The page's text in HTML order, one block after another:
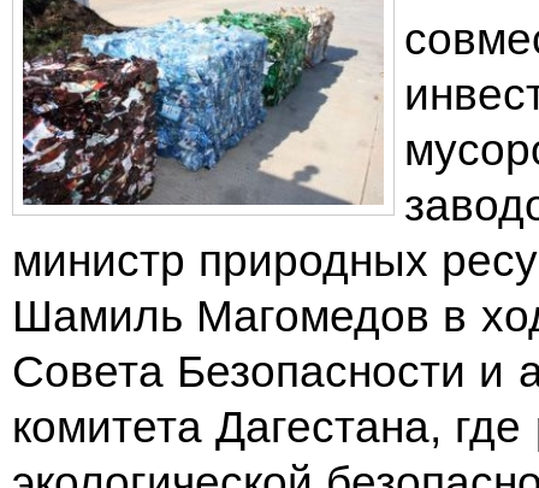
министр природных
Шамиль Магомедов в
Совета Безопасности и
комитета Дагестана,